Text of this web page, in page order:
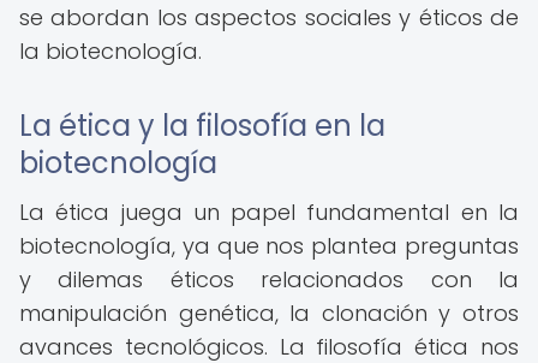
se abordan los aspectos sociales y éticos de
la biotecnología.
La ética y la filosofía en la
biotecnología
La ética juega un papel fundamental en la
biotecnología, ya que nos plantea preguntas
y dilemas éticos relacionados con la
manipulación genética, la clonación y otros
avances tecnológicos. La filosofía ética nos